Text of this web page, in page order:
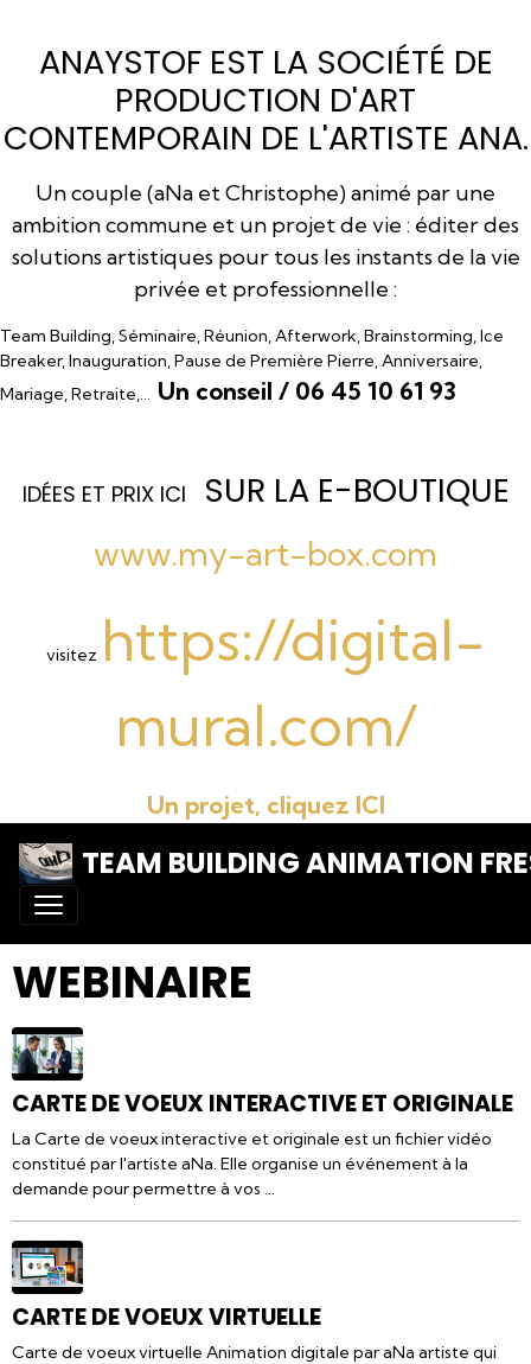
ANAYSTOF EST LA SOCIÉTÉ DE
PRODUCTION D'ART
CONTEMPORAIN DE L'ARTISTE ANA.
Un couple (aNa et Christophe) animé par une
ambition commune et un projet de vie : éditer des
solutions artistiques pour tous les instants de la vie
privée et professionnelle :
Team Building, Séminaire, Réunion, Afterwork, Brainstorming, Ice
Breaker, Inauguration, Pause de Première Pierre, Anniversaire,
Mariage, Retraite,… Un conseil / 06 45 10 61 93
IDÉES ET PRIX ICI SUR LA E-BOUTIQUE
www.my-art-box.com
visitez https://digital-
mural.com/
Un projet, cliquez ICI
TEAM BUILDING ANIMATION
WEBINAIRE
CARTE DE VOEUX INTERACTIVE ET ORIGINALE
La Carte de voeux interactive et originale est un fichier vidéo
constitué par l'artiste aNa. Elle organise un événement à la
demande pour permettre à vos ...
CARTE DE VOEUX VIRTUELLE
Carte de voeux virtuelle Animation digitale par aNa artiste qui